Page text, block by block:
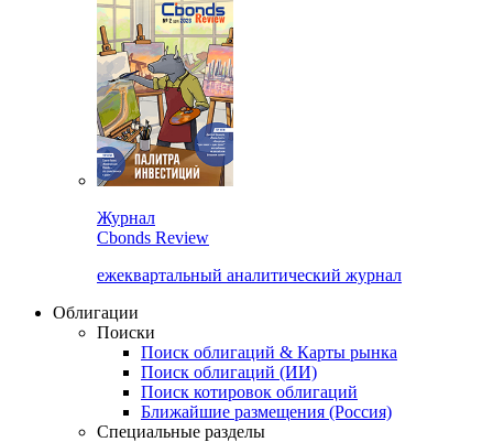
Журнал
Cbonds Review
ежеквартальный аналитический журнал
Облигации
Поиски
Поиск облигаций & Карты рынка
Поиск облигаций (ИИ)
Поиск котировок облигаций
Ближайшие размещения (Россия)
Специальные разделы